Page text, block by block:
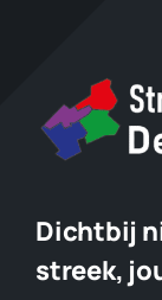
Dichtbij
streek,